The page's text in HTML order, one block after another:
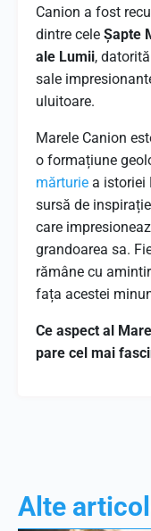
Canion a fost
dintre cele Șapte
ale Lumii,
sale
uluitoare.
Marele Canion
o formațiune
mărturie a istoriei
sursă de
care
grandoarea sa.
rămâne cu
fața acestei
Ce aspect al
pare cel mai
Alte